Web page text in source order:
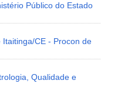
Público do Estado
CE - Procon de
Qualidade e